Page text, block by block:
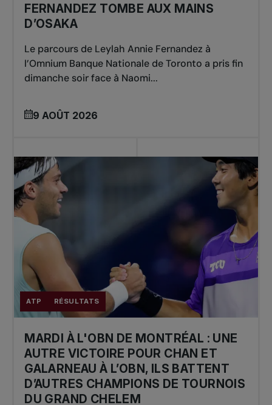
FERNANDEZ TOMBE AUX MAINS
D’OSAKA
Le parcours de Leylah Annie Fernandez à
l’Omnium Banque Nationale de Toronto a pris fin
dimanche soir face à Naomi...
9 AOÛT 2026
ATP RÉSULTATS
MARDI À L'OBN DE MONTRÉAL : UNE
AUTRE VICTOIRE POUR CHAN ET
GALARNEAU À L’OBN, ILS BATTENT
D’AUTRES CHAMPIONS DE TOURNOIS
DU GRAND CHELEM